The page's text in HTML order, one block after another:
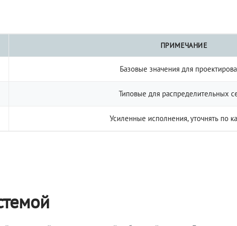
ПРИМЕЧАНИЕ
Базовые значения для
Типовые для распределительных
Усиленные исполнения, уточнять по